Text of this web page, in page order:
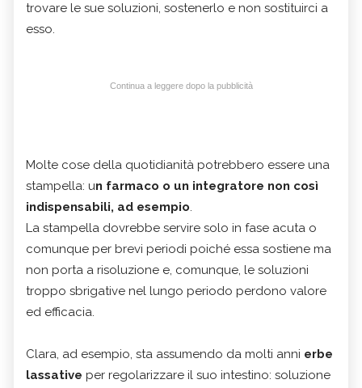
trovare le sue soluzioni, sostenerlo e non sostituirci a
esso.
Continua a leggere dopo la pubblicità
Molte cose della quotidianità potrebbero essere una
stampella: un farmaco o un integratore non così
indispensabili, ad esempio.
La stampella dovrebbe servire solo in fase acuta o
comunque per brevi periodi poiché essa sostiene ma
non porta a risoluzione e, comunque, le soluzioni
troppo sbrigative nel lungo periodo perdono valore
ed efficacia.
Clara, ad esempio, sta assumendo da molti anni erbe
lassative per regolarizzare il suo intestino: soluzione